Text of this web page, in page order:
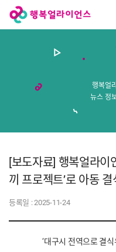
행
복
언
스
행복얼
뉴스 정
[보도자료] 행복얼라이
끼 프로젝트’로 아동
등록일 :2025-11-24
‘대구시 전역으로 결